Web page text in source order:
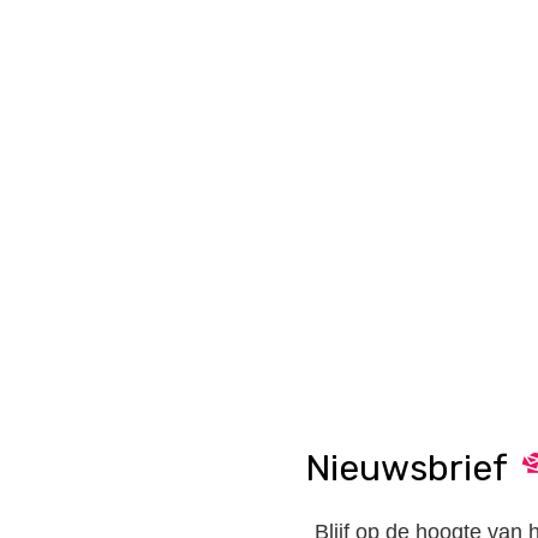
Nieuwsbrief
Blijf op de hoogte van